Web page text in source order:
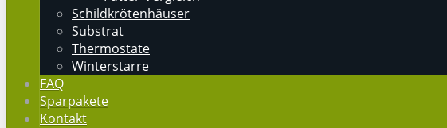
Schildkrötenhäuser
Substrat
Thermostate
Winterstarre
FAQ
Sparpakete
Kontakt